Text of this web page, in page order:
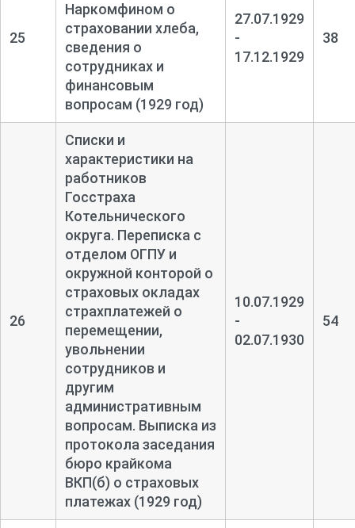
25
Наркомфином о
страховании хлеба,
сведения о
сотрудниках и
финансовым
вопросам (1929 год)
27.07.1929
-
17.12.1929
38
26
Списки и
характеристики на
работников
Госстраха
Котельнического
округа. Переписка с
отделом ОГПУ и
окружной конторой о
страховых окладах
страхплатежей о
перемещении,
увольнении
сотрудников и
другим
административным
вопросам. Выписка из
протокола заседания
бюро крайкома
ВКП(б) о страховых
платежах (1929 год)
10.07.1929
-
02.07.1930
54